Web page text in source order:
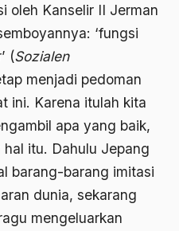
oleh Kanselir II Jerman
‘fungsi
(Sozialen
menjadi pedoman
ini. Karena itulah kita
apa yang baik,
itu. Dahulu Jepang
barang-barang imitasi
dunia, sekarang
mengeluarkan